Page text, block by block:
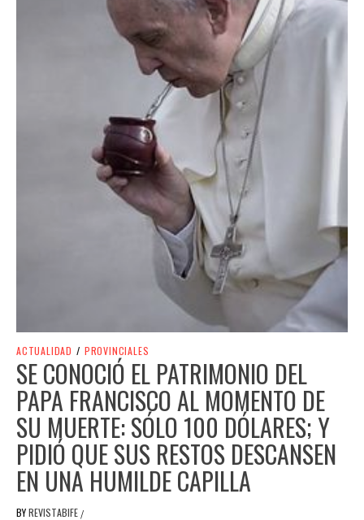
ACTUALIDAD / PROVINCIALES
SE CONOCIÓ EL PATRIMONIO DEL
PAPA FRANCISCO AL MOMENTO DE
SU MUERTE: SÓLO 100 DÓLARES; Y
PIDIÓ QUE SUS RESTOS DESCANSEN
EN UNA HUMILDE CAPILLA
BYREVISTABIFE /